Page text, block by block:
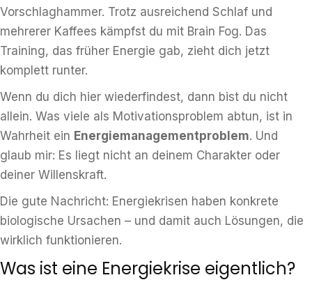
Vorschlaghammer. Trotz ausreichend Schlaf und
mehrerer Kaffees kämpfst du mit Brain Fog. Das
Training, das früher Energie gab, zieht dich jetzt
komplett runter.
Wenn du dich hier wiederfindest, dann bist du nicht
allein. Was viele als Motivationsproblem abtun, ist in
Wahrheit ein Energiemanagementproblem. Und
glaub mir: Es liegt nicht an deinem Charakter oder
deiner Willenskraft.
Die gute Nachricht: Energiekrisen haben konkrete
biologische Ursachen – und damit auch Lösungen, die
wirklich funktionieren.
Was ist eine Energiekrise eigentlich?